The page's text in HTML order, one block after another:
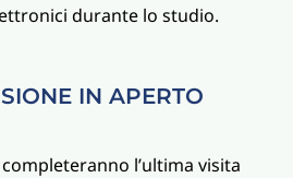
durante lo studio.
IN APERTO
l’ultima visita